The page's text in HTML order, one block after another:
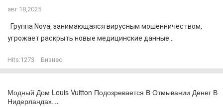
авг 18,2025
Группа Nova, занимающаяся вирусным мошенничеством,
угрожает раскрыть новые медицинские данные...
Hits:1273 Бизнес
Модный Дом Louis Vuitton Подозревается В Отмывании Денег В
Нидерландах…